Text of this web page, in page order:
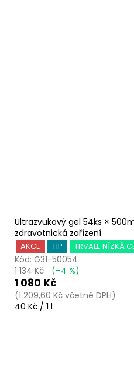
Ultrazvukový gel 54ks ×
zdravotnická zařízení
AKCE TIP TRVALE NÍZKÁ
Kód: G31-50054
1 134 Kč
(–4 %)
1 080 Kč
(1 209,60 Kč včetně DPH)
Měrná
40 Kč / 1 l